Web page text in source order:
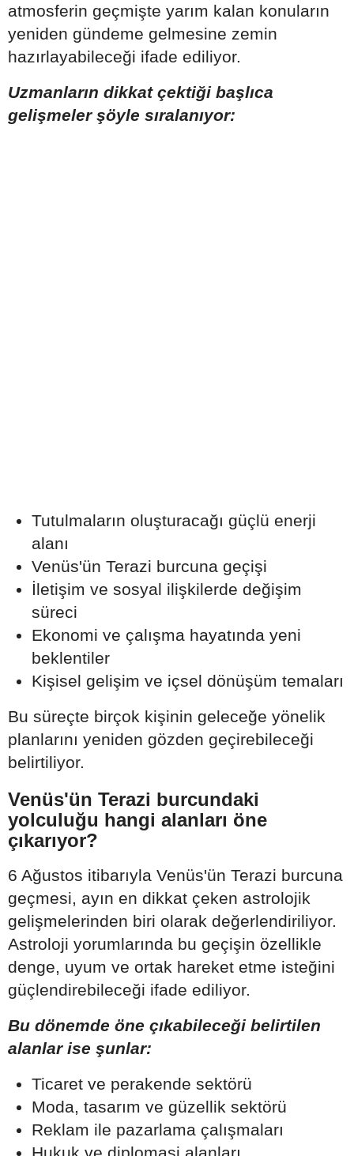
atmosferin geçmişte yarım kalan konuların
yeniden gündeme gelmesine zemin
hazırlayabileceği ifade ediliyor.
Uzmanların dikkat çektiği başlıca
gelişmeler şöyle sıralanıyor:
Tutulmaların oluşturacağı güçlü enerji
alanı
Venüs'ün Terazi burcuna geçişi
İletişim ve sosyal ilişkilerde değişim
süreci
Ekonomi ve çalışma hayatında yeni
beklentiler
Kişisel gelişim ve içsel dönüşüm temaları
Bu süreçte birçok kişinin geleceğe yönelik
planlarını yeniden gözden geçirebileceği
belirtiliyor.
Venüs'ün Terazi burcundaki
yolculuğu hangi alanları öne
çıkarıyor?
6 Ağustos itibarıyla Venüs'ün Terazi burcuna
geçmesi, ayın en dikkat çeken astrolojik
gelişmelerinden biri olarak değerlendiriliyor.
Astroloji yorumlarında bu geçişin özellikle
denge, uyum ve ortak hareket etme isteğini
güçlendirebileceği ifade ediliyor.
Bu dönemde öne çıkabileceği belirtilen
alanlar ise şunlar:
Ticaret ve perakende sektörü
Moda, tasarım ve güzellik sektörü
Reklam ile pazarlama çalışmaları
Hukuk ve diplomasi alanları